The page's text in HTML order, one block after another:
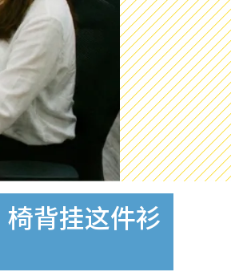
背挂这件衫